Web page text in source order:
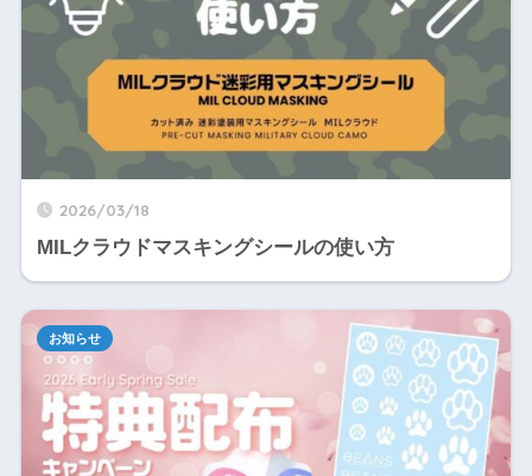
2026/03/18
MILクラウドマスキングシールの使い方
お知らせ